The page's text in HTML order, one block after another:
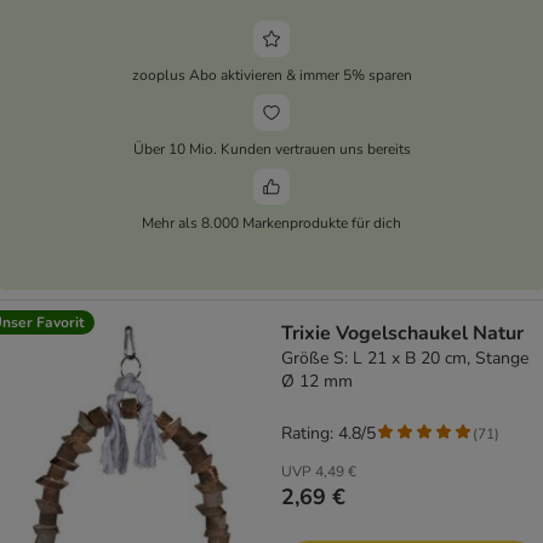
zooplus Abo aktivieren & immer 5% sparen
Über 10 Mio. Kunden vertrauen uns bereits
Mehr als 8.000 Markenprodukte für dich
Favorit Trixie Vogelschaukel Natur
Größe S: L 21 x B 20 cm, Stange
Ø 12 mm
UVP 4,49 €
2,69 €
Rating: 4.8/5 (71)